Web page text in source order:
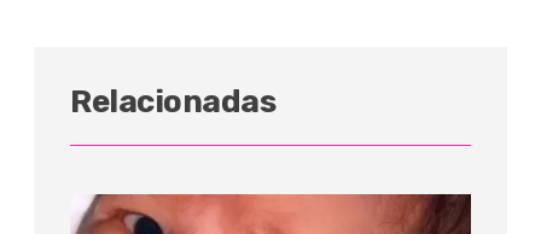
Relacionadas